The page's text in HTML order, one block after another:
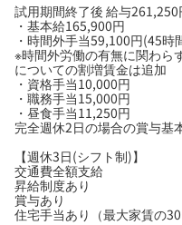
試用期間終了後 給与261,250
・基本給165,900円
・時間外手当59,100円(45時
※時間外労働の有無に関わら
についての割増賃金は追加
・資格手当10,000円
・職務手当15,000円
・昼食手当11,250円
完全週休2日の場合の賞与基
【週休3日(シフト制)】
交通費全額支給
昇給制度あり
賞与あり
住宅手当あり（最大家賃の30